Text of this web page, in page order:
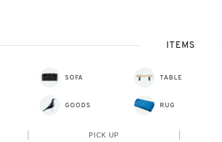
ITEMS
SOFA TABLE
GOODS RUG
PICK UP